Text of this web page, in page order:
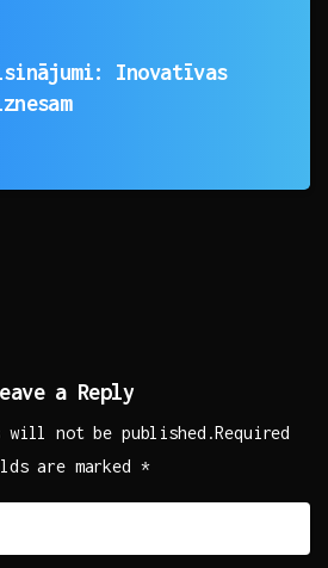
Inovatīvas
a Reply
will not be published.Required
are marked *